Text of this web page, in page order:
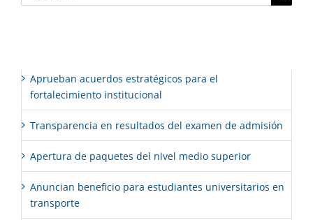
Aprueban acuerdos estratégicos para el
fortalecimiento institucional
Transparencia en resultados del examen de admisión
Apertura de paquetes del nivel medio superior
Anuncian beneficio para estudiantes universitarios en
transporte